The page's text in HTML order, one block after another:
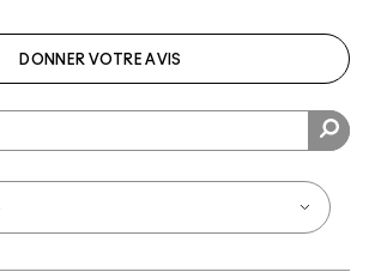
DONNER VOTRE AVIS